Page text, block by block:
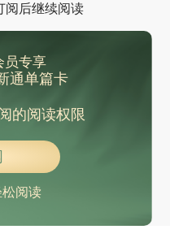
阅后继续阅读
员专享
通单篇卡
的阅读权限
阅读